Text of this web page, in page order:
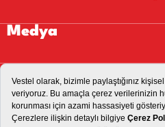
Medya
İletişim